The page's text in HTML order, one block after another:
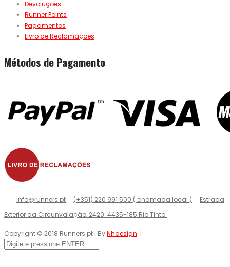
Devoluções
Runner Points
Pagamentos
Livro de Reclamações
Métodos de Pagamento
info@runners.pt (+351) 220 991 500 ( chamada local )
Estrada
Exterior da Circunvalação, 2420. 4435-185 Rio Tinto.
Copyright © 2018 Runners.pt | ByNhdesign. |